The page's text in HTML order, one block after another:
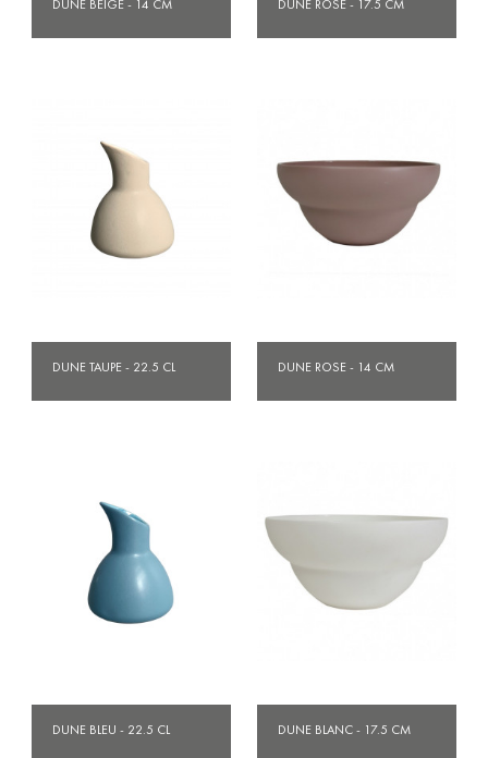
DUNE BEIGE - 14 CM DUNE ROSE - 17.5 CM
DUNE TAUPE - 22.5 CL DUNE ROSE - 14 CM
DUNE BLEU - 22.5 CL DUNE BLANC - 17.5 CM